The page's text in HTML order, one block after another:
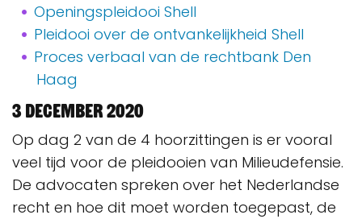
Openingspleidooi Shell
Pleidooi over de ontvankelijkheid Shell
Proces verbaal van de rechtbank Den
Haag
3 december 2020
Op dag 2 van de 4 hoorzittingen is er vooral
veel tijd voor de pleidooien van Milieudefensie.
De advocaten spreken over het Nederlandse
recht en hoe dit moet worden toegepast, de